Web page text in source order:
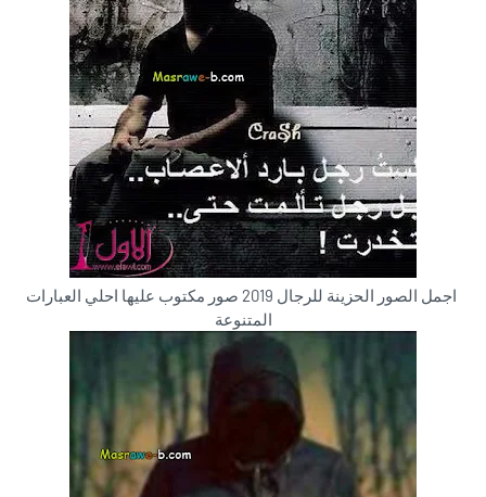
اجمل الصور الحزينة للرجال 2019 صور مكتوب عليها احلي العبارات
المتنوعة